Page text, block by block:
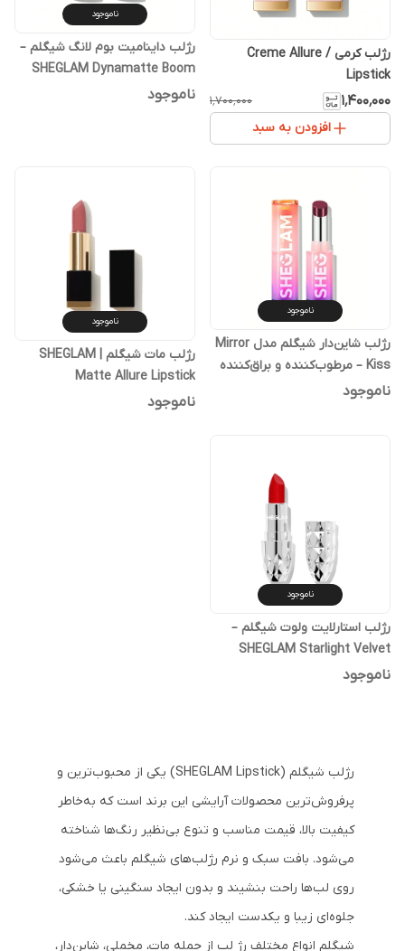
رژلب کرمی / Creme Allure
Lipstick
۱٬۴۰۰٬۰۰۰ ۱٬۷۰۰٬۰۰۰
افزودن به سبد
ناموجود
رژلب داینامیت بوم لانگ شیگلم –
SHEGLAM Dynamatte Boom
Long Lasting Lipstick
ناموجود
ناموجود
رژلب شاین‌دار شیگلم مدل Mirror
Kiss – مرطوب‌کننده و براق‌کننده
لب
ناموجود
ناموجود
رژلب مات شیگلم | SHEGLAM
Matte Allure Lipstick
ناموجود
ناموجود
رژلب استارلایت ولوت شیگلم –
SHEGLAM Starlight Velvet
Lipstick
ناموجود
رژلب شیگلم (SHEGLAM Lipstick) یکی از محبوب‌ترین و
پرفروش‌ترین محصولات آرایشی این برند است که به‌خاطر
کیفیت بالا، قیمت مناسب و تنوع بی‌نظیر رنگ‌ها شناخته
می‌شود. بافت سبک و نرم رژلب‌های شیگلم باعث می‌شود
روی لب‌ها راحت بنشیند و بدون ایجاد سنگینی یا خشکی،
جلوه‌ای زیبا و یکدست ایجاد کند.
شیگلم انواع مختلف رژ لب از جمله مات، مخملی، شاین‌دار،